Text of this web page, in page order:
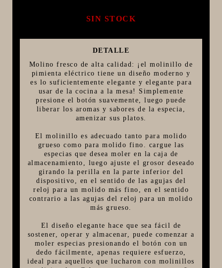
LÚPULOS
LEVADURAS
PRODUCTOS QUIMICOS Y ESPECIAS
FIVE STAR U.S.A
MASA MADRE
HARINAS ITALIANAS
HARINAS ARGENTINAS
CAFETERAS Y AFINES
MERCHANDISING
SIN STOCK
DETALLE
Molino fresco de alta calidad: ¡el molinillo de
pimienta eléctrico tiene un diseño moderno y
es lo suficientemente elegante y elegante para
usar de la cocina a la mesa! Simplemente
presione el botón suavemente, luego puede
liberar los aromas y sabores de la especia,
amenizar sus platos.
El molinillo es adecuado tanto para molido
grueso como para molido fino. cargue las
especias que desea moler en la caja de
almacenamiento, luego ajuste el grosor deseado
girando la perilla en la parte inferior del
dispositivo, en el sentido de las agujas del
reloj para un molido más fino, en el sentido
contrario a las agujas del reloj para un molido
más grueso.
El diseño elegante hace que sea fácil de
sostener, operar y almacenar, puede comenzar a
moler especias presionando el botón con un
dedo fácilmente, apenas requiere esfuerzo,
ideal para aquellos que lucharon con molinillos